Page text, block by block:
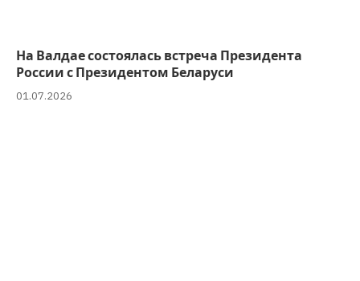
На Валдае состоялась встреча Президента
России с Президентом Беларуси
01.07.2026